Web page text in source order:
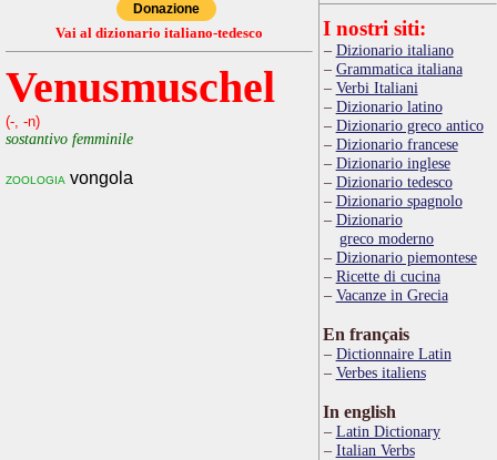
Donazione
Vai al dizionario italiano-tedesco
Venusmuschel
(-, -n)
sostantivo femminile
zoologia vongola
I nostri siti:
Dizionario italiano
Grammatica italiana
Verbi Italiani
Dizionario latino
Dizionario greco antico
Dizionario francese
Dizionario inglese
Dizionario tedesco
Dizionario spagnolo
Dizionario
greco moderno
Dizionario piemontese
Ricette di cucina
Vacanze in Grecia
En français
Dictionnaire Latin
Verbes italiens
In english
Latin Dictionary
Italian Verbs